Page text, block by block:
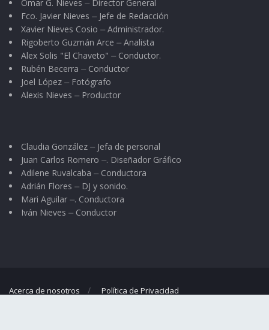
Omar G. Nieves ⏤ Director General
Fco. Javier Nieves ⏤ Jefe de Redacción
Xavier Nieves Cosio ⏤ Administrador.
Rigoberto Guzmán Arce ⏤ Analista
Alex Solis "El Chaveto" ⏤ Conductor.
Rubén Becerra ⏤ Conductor
Joel López ⏤ Fotógrafo
Alexis Nieves ⏤ Productor
Claudia González ⏤ Jefa de personal
Juan Carlos Romero ⏤. Diseñador Gráfico
Adilene Ruvalcaba ⏤ Conductora
Adrián Flores ⏤ DJ y sonido.
Mari Aguilar ⏤. Conductora
Iván Nieves ⏤ Conductor
Acerca de nosotros Política de Privacidad